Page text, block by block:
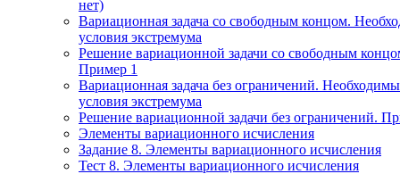
нет)
Вариационная задача со свободным концом.
условия экстремума
Решение вариационной задачи со свободным
Пример 1
Вариационная задача без ограничений.
условия экстремума
Решение вариационной задачи без ограничений.
Элементы вариационного исчисления
Задание 8. Элементы вариационного исчисления
Тест 8. Элементы вариационного исчисления